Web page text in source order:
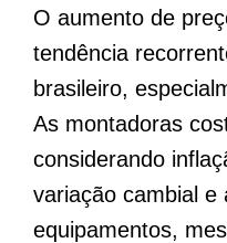
O aumento de
tendência
brasileiro,
As montadoras
considerando
variação cambial e
equipamentos,